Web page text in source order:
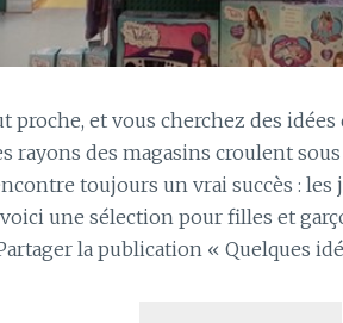
proche, et vous cherchez des idées
rayons des magasins croulent
toujours un vrai succès :
une sélection pour filles et
la publication « Quelques